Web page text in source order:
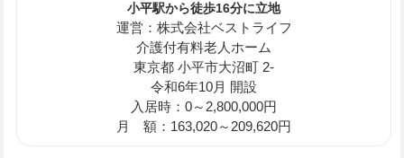
小平駅から徒歩16分に立地
運営：株式会社ベストライフ
介護付有料老人ホーム
東京都 小平市大沼町 2-
令和6年10月 開設
入居時：0～2,800,000円
月 額：163,020～209,620円